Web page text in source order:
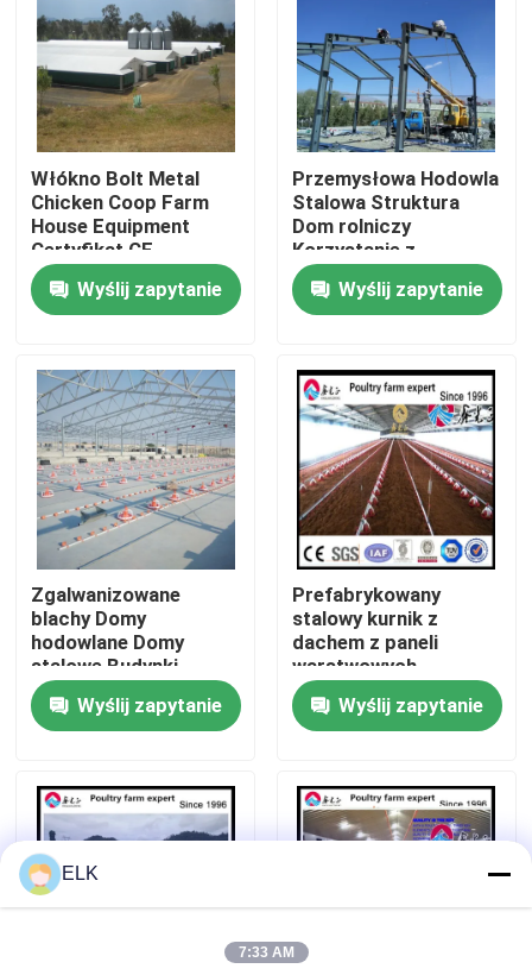
Do domu
O nas
Wycieczka po fabryce
Kontrola jakości
Skontaktuj się z nami
Nowości
Sprawy
Poproś o wycenę
Magazyn Konstrukcji Stalowych
Włókno Bolt Metal
Chicken Coop Farm
House Equipment
Certyfikat CE
Wyślij zapytanie
Przemysłowa Hodowla
Stalowa Struktura
Dom rolniczy
Korzystanie z
kolorowego panelu
Wyślij zapytanie
Zgalwanizowane
blachy Domy
hodowlane Domy
stalowe Budynki
hodowlane Domy
kurczakiWyślij zapytanie
Prefabrykowany
stalowy kurnik z
dachem z paneli
warstwowych
Wyślij zapytanie
ELK
7:33 AM